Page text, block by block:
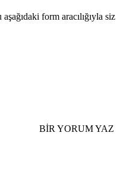
form aracılığıyla siz
BİR YORUM YAZ